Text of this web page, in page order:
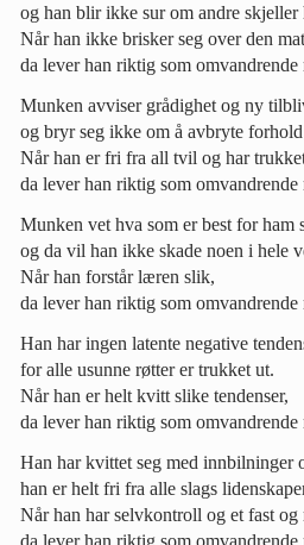
og han blir ikke sur om andre skjeller
Når han ikke brisker seg over den
da lever han riktig som
Munken avviser grådighet og ny
og bryr seg ikke om å avbryte
Når han er fri fra all tvil og har
da lever han riktig som
Munken vet hva som er best for ham
og da vil han ikke skade noen i hele
Når han forstår læren slik,
da lever han riktig som
Han har ingen latente negative
for alle usunne røtter er trukket ut.
Når han er helt kvitt slike tendenser,
da lever han riktig som
Han har kvittet seg med innbilninger
han er helt fri fra alle slags
Når han har selvkontroll og et fast og
da lever han riktig som